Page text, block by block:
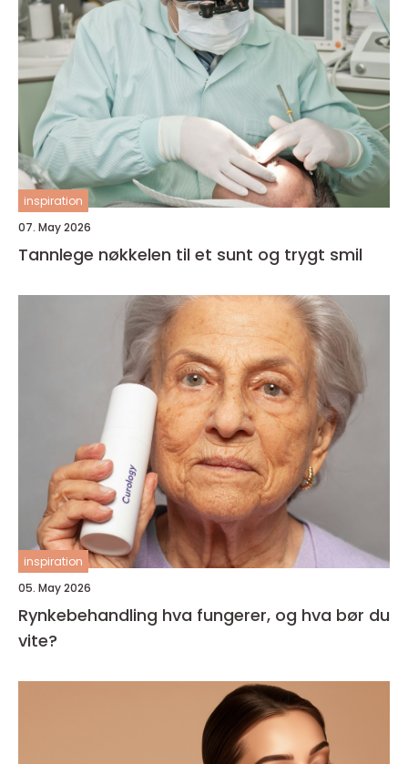
inspiration
07. May 2026
Tannlege nøkkelen til et sunt og trygt smil
inspiration
05. May 2026
Rynkebehandling hva fungerer, og hva bør du
vite?